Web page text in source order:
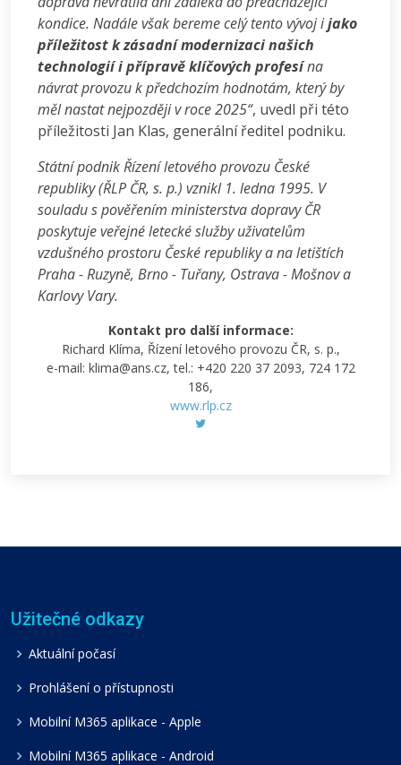
kondice. Nadále však bereme celý tento vývoj ijako
příležitost k zásadní modernizaci našich
technologií i přípravě klíčových profesína
návrat provozu k předchozím hodnotám, který by
měl nastat nejpozději v roce 2025“, uvedl při této
příležitosti Jan Klas, generální ředitel podniku.
Státní podnik Řízení letového provozu České
republiky (ŘLP ČR, s. p.) vznikl 1. ledna 1995. V
souladu s pověřením ministerstva dopravy ČR
poskytuje veřejné letecké služby uživatelům
vzdušného prostoru České republiky a na letištích
Praha - Ruzyně, Brno - Tuřany, Ostrava - Mošnov a
Karlovy Vary.
Kontakt pro další informace:
Richard Klíma, Řízení letového provozu ČR, s. p.,
e-mail: klima@ans.cz, tel.: +420 220 37 2093, 724 172
186,
www.rlp.cz
Užitečné odkazy
Aktuální počasí
Prohlášení o přístupnosti
Mobilní M365 aplikace - Apple
Mobilní M365 aplikace - Android